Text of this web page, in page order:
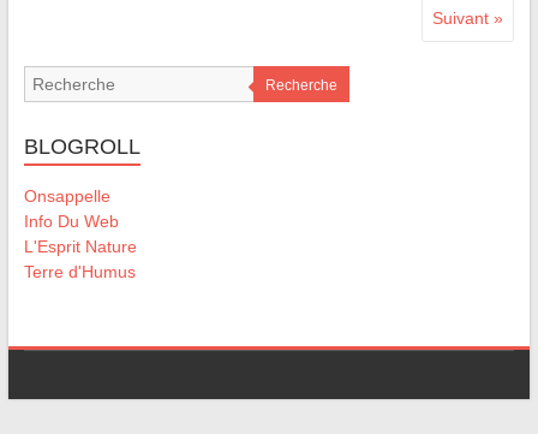
Suivant »
Recherche
BLOGROLL
Onsappelle
Info Du Web
L'Esprit Nature
Terre d'Humus